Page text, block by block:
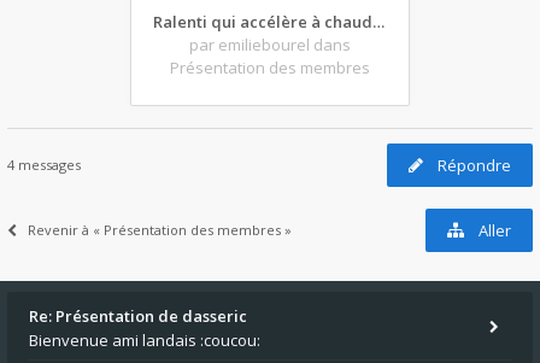
Ralenti qui accélère à chaud et ne redescend pas...
par emiliebourel dans
Présentation des membres
4 messages Répondre
Revenir à « Présentation des membres » Aller
Re: Présentation de dasseric
Bienvenue ami landais :coucou: